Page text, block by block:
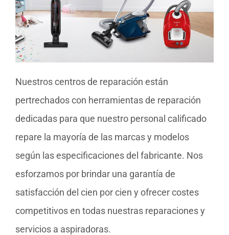
Nuestros centros de reparación están
pertrechados con herramientas de reparación
dedicadas para que nuestro personal calificado
repare la mayoría de las marcas y modelos
según las especificaciones del fabricante. Nos
esforzamos por brindar una garantía de
satisfacción del cien por cien y ofrecer costes
competitivos en todas nuestras reparaciones y
servicios a aspiradoras.